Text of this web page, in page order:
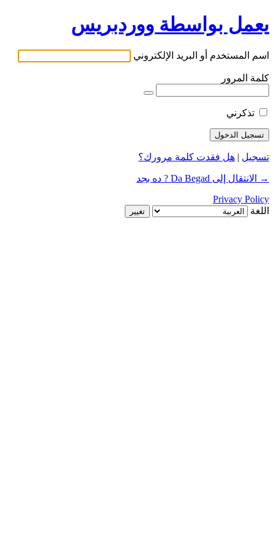
يعمل بواسطة ووردبريس
اسم المستخدم أو البريد الإلكتروني
كلمة المرور
تذكرني
تسجيل | هل فقدت كلمة مرورك؟
→ الانتقال إلى Da Begad ? ده بجد
Privacy Policy
اللغة